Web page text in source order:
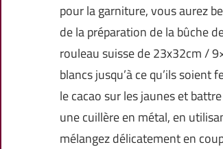
pour la garniture, vous aurez
de la préparation de la bûche
rouleau suisse de 23x32cm /
blancs jusqu’à ce qu’ils soient
le cacao sur les jaunes et
une cuillère en métal, en
mélangez délicatement en